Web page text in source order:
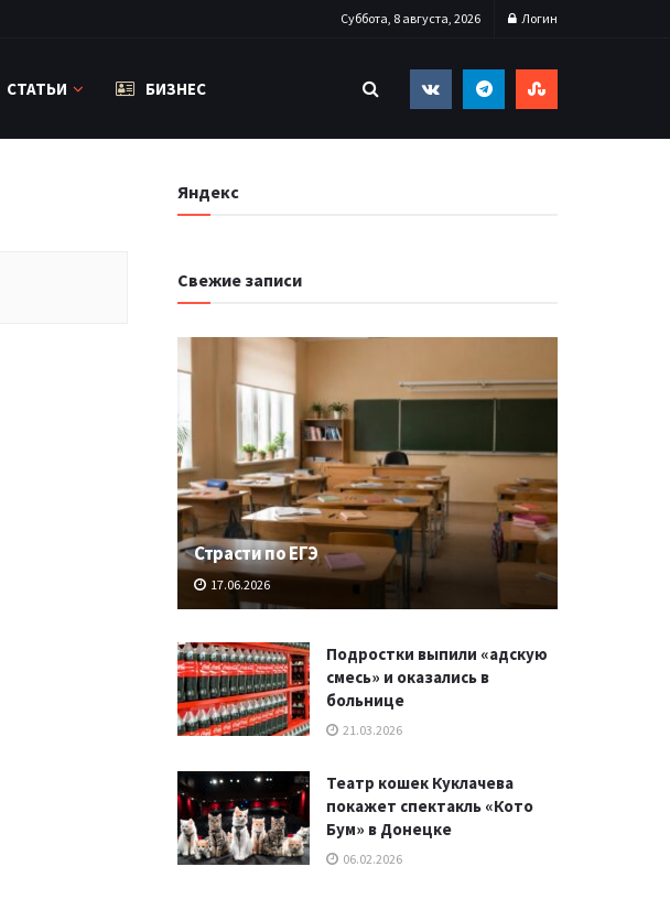
Суббота, 8 августа, 2026 Логин
СТАТЬИ БИЗНЕС
Яндекс
Свежие записи
Страсти по ЕГЭ
17.06.2026
Подростки выпили «адскую
смесь» и оказались в
больнице
21.03.2026
Театр кошек Куклачева
покажет спектакль «Кото
Бум» в Донецке
06.02.2026